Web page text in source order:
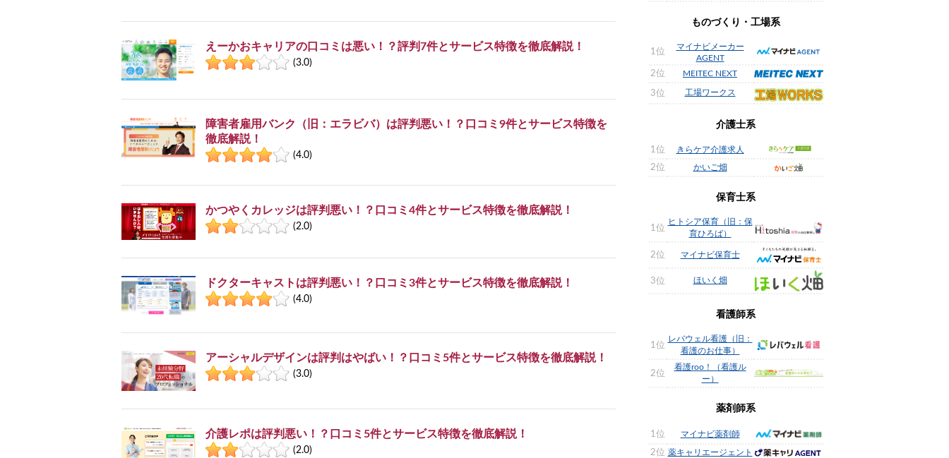
えーかおキャリアの口コミは悪い！？評判7件とサービス特徴を徹底解説！
(3.0)
障害者雇用バンク（旧：エラビバ）は評判悪い！？口コミ9件とサービス特徴を
徹底解説！
(4.0)
かつやくカレッジは評判悪い！？口コミ4件とサービス特徴を徹底解説！
(2.0)
ドクターキャストは評判悪い！？口コミ3件とサービス特徴を徹底解説！
(4.0)
アーシャルデザインは評判はやばい！？口コミ5件とサービス特徴を徹底解説！
(3.0)
介護レポは評判悪い！？口コミ5件とサービス特徴を徹底解説！
(2.0)
ものづくり・工場系
1位
マイナビメーカー
AGENT
2位 MEITEC NEXT
3位 工場ワークス
介護士系
1位 きらケア介護求人
2位 かいご畑
保育士系
1位
ヒトシア保育（旧：保
育ひろば）
2位 マイナビ保育士
3位 ほいく畑
看護師系
1位
レバウェル看護（旧：
看護のお仕事）
2位
看護roo！（看護ル
ー）
薬剤師系
1位 マイナビ薬剤師
2位 薬キャリエージェント